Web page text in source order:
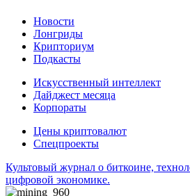
Новости
Лонгриды
Крипториум
Подкасты
Искусственный интеллект
Дайджест месяца
Корпораты
Цены криптовалют
Спецпроекты
Культовый журнал о биткоине,
цифровой экономике.